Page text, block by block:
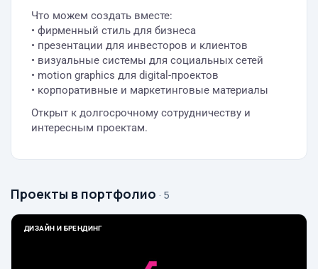
Что можем создать вместе:
• фирменный стиль для бизнеса
• презентации для инвесторов и клиентов
• визуальные системы для социальных сетей
• motion graphics для digital-проектов
• корпоративные и маркетинговые материалы
Открыт к долгосрочному сотрудничеству и
интересным проектам.
Проекты в портфолио · 5
ДИЗАЙН И БРЕНДИНГ